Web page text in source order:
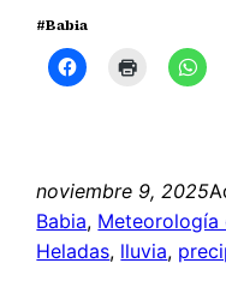
#Babia
noviembre 9, 2025
Babia, Meteorología
Heladas, lluvia,